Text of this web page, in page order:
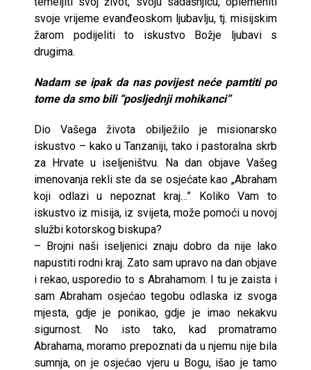
svoje vrijeme evanđeoskom ljubavlju, tj. misijskim
žarom podijeliti to iskustvo Božje ljubavi s
drugima.
Nadam se ipak da nas povijest neće pamtiti po
tome da smo bili “posljednji mohikanci”
Dio Vašega života obilježilo je misionarsko
iskustvo – kako u Tanzaniji, tako i pastoralna skrb
za Hrvate u iseljeništvu. Na dan objave Vašeg
imenovanja rekli ste da se osjećate kao „Abraham
koji odlazi u nepoznat kraj…” Koliko Vam to
iskustvo iz misija, iz svijeta, može pomoći u novoj
službi kotorskog biskupa?
– Brojni naši iseljenici znaju dobro da nije lako
napustiti rodni kraj. Zato sam upravo na dan objave
i rekao, usporedio to s Abrahamom. I tu je zaista i
sam Abraham osjećao tegobu odlaska iz svoga
mjesta, gdje je ponikao, gdje je imao nekakvu
sigurnost. No isto tako, kad promatramo
Abrahama, moramo prepoznati da u njemu nije bila
sumnja, on je osjećao vjeru u Bogu, išao je tamo